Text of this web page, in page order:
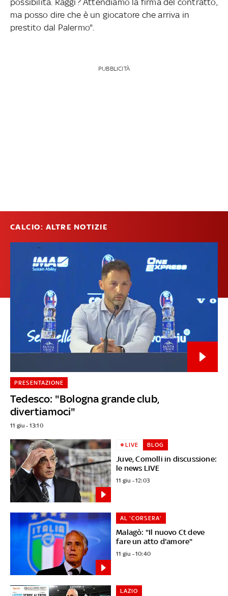
ma posso dire che è un giocatore che arriva in
prestito dal Palermo".
PUBBLICITÀ
CALCIO: ALTRE NOTIZIE
Tedesco: "Bologna grande club,
divertiamoci"
PRESENTAZIONE
11 giu - 13:10
Juve, Comolli in discussione:
le news LIVE
LIVE BLOG
11 giu - 12:03
Malagò: "Il nuovo Ct deve
fare un atto d'amore"
AL 'CORSERA'
11 giu - 10:40
LAZIO